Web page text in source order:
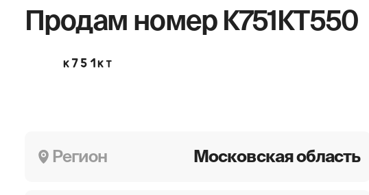
Продам номер К751КТ550
К751КТ
Регион Московская область